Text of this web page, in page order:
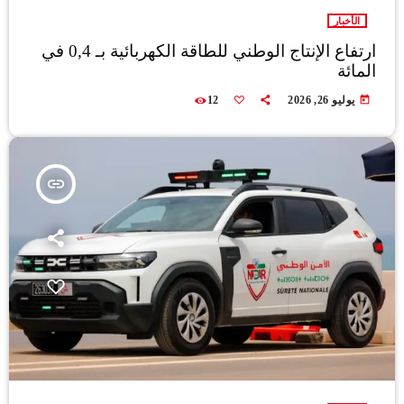
الأخبار
ارتفاع الإنتاج الوطني للطاقة الكهربائية بـ 0,4 في
المائة
today يوليو 26, 2026 12
insert_link